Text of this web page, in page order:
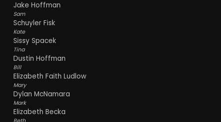
Jake Hoffman
Sam
Schuyler Fisk
Kate
Sissy Spacek
Tina
Dustin Hoffman
Bill
Elizabeth Faith Ludlow
Mary
Dylan McNamara
Mark
Elizabeth Becka